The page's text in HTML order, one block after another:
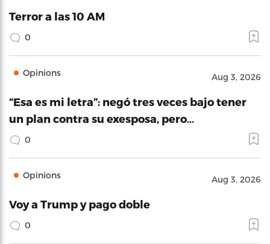
Terror a las 10 AM
0
Opinions Aug 3, 2026
“Esa es mi letra”: negó tres veces bajo tener
un plan contra su exesposa, pero…
0
Opinions Aug 3, 2026
Voy a Trump y pago doble
0